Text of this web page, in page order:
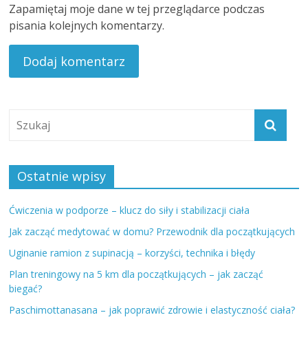
Zapamiętaj moje dane w tej przeglądarce podczas
pisania kolejnych komentarzy.
Ostatnie wpisy
Ćwiczenia w podporze – klucz do siły i stabilizacji ciała
Jak zacząć medytować w domu? Przewodnik dla początkujących
Uginanie ramion z supinacją – korzyści, technika i błędy
Plan treningowy na 5 km dla początkujących – jak zacząć
biegać?
Paschimottanasana – jak poprawić zdrowie i elastyczność ciała?